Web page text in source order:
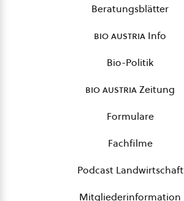
Beratungsblätter
bio austria Info
Bio-Politik
bio austriaZeitung
Formulare
Fachfilme
Podcast Landwirtschaft
Mitgliederinformation